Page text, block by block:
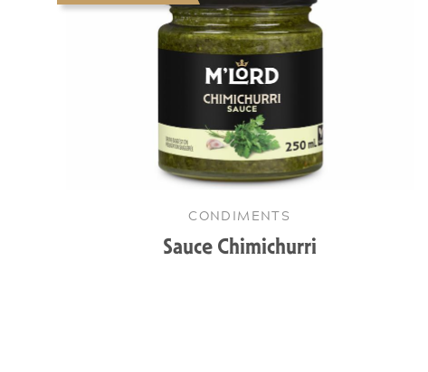
CONDIMENTS
Sauce Chimichurri